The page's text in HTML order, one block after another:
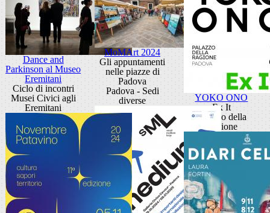
Dance and
Parkinson al Museo
Eremitani
Ciclo di incontri
Musei Civici agli
Eremitani
MoMArt 2024
Gli appuntamenti
nelle piazze di
Padova
Padova - Sedi
diverse
YOKO ONO
Ex It
Palazzo della
Ragione